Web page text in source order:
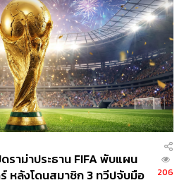
ราม่าประธาน FIFA พับแผน
หลังโดนสมาชิก 3 ทวีปจับมือ
206